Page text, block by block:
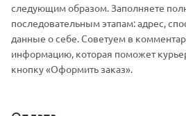
следующим образом. Заполняете
последовательным этапам: адрес,
данные о себе. Советуем в
информацию, которая поможет
кнопку «Оформить заказ».